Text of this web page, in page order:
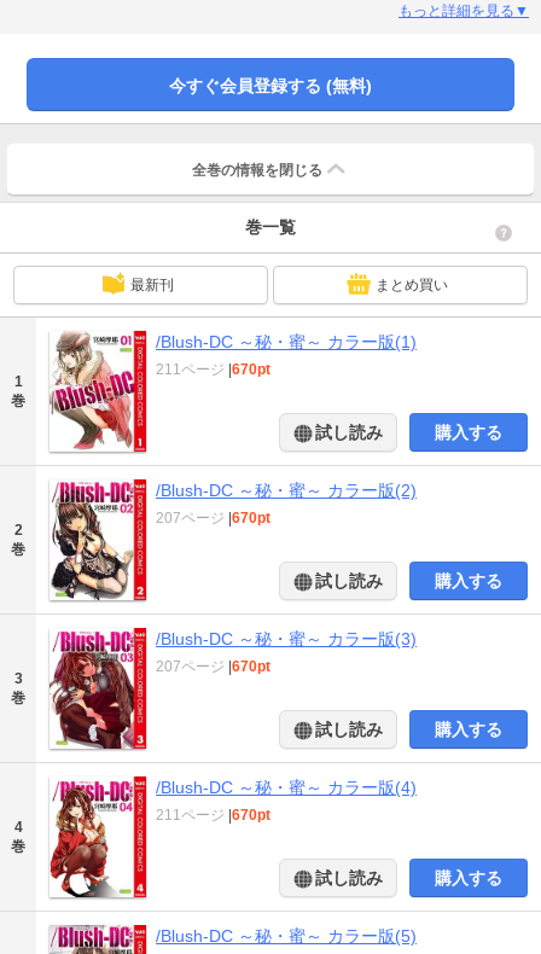
まった、甘美な世界への扉。幼馴染みのもと香と絡みあっても、いつしかま
ロスの極致か…!?
もっと詳細を見る▼
今すぐ会員登録する (無料)
全巻の情報を 閉じる
巻一覧
最新刊 まとめ買い
1
巻
/Blush-DC ～秘・蜜～ カラー版(1)
211ページ 670pt
試し読み 購入する
2
巻
/Blush-DC ～秘・蜜～ カラー版(2)
207ページ 670pt
試し読み 購入する
3
巻
/Blush-DC ～秘・蜜～ カラー版(3)
207ページ 670pt
試し読み 購入する
4
巻
/Blush-DC ～秘・蜜～ カラー版(4)
211ページ 670pt
試し読み 購入する
/Blush-DC ～秘・蜜～ カラー版(5)